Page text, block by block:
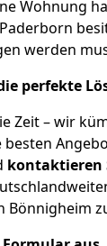
Wohnung
werden
perfekte
Zeit – wir
besten
kontaktieren
Bönnigheim